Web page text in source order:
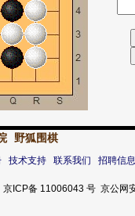
野狐围棋
技术支持 联系我们 招聘信息
京ICP备 11006043 号 京公